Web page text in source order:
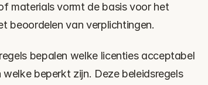
materials vormt de basis voor het
beoordelen van verplichtingen.
bepalen welke licenties acceptabel
beperkt zijn. Deze beleidsregels